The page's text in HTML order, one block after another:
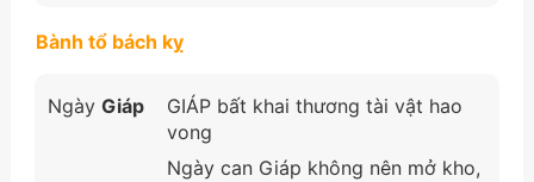
Bành tổ bách kỵ
Ngày Giáp
GIÁP bất khai thương tài vật hao
vong
Ngày can Giáp không nên mở kho,